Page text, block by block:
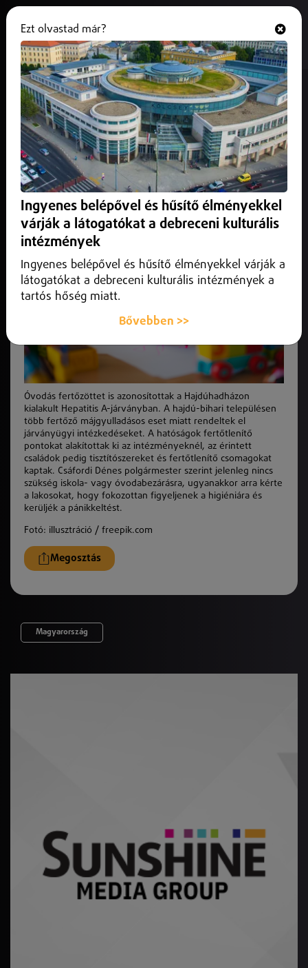
Óvodás fertőzött is van
Hajdúhadházon
2026. május 19.Hajdú-Bihar vármegye
Óvodás fertőzöttet is azonosítottak a Hajdúhadházon
Óvodás fertőzöttet is azonosítottak a Hajdúhadházon
kialakult Hepatitis A-járványban. A hajdú-bihari településen
több fertőző májgyulladásos eset miatt rendeltek el
járványügyi intézkedéseket. A hatóságok fertőtlenítő
pontokat alakítottak ki az intézményeknél, az érintett
családok pedig tisztítószereket és fertőtlenítő csomagokat
kaptak. Csáfordi Dénes polgármester szerint jelenleg nincs
szükség iskola- vagy óvodabezárásra, ugyanakkor arra kérte
a lakosokat, hogy fokozottan figyeljenek a higiéniára és
kerüljék a pánikkeltést.
Fotó: illusztráció / freepik.com
Megosztás
Magyarország
Ezt olvastad már?
Ingyenes belépővel és hűsítő élményekkel
várják a látogatókat a debreceni kulturális
intézmények
Ingyenes belépővel és hűsítő élményekkel várják a
látogatókat a debreceni kulturális intézmények a
tartós hőség miatt.
Bővebben >>